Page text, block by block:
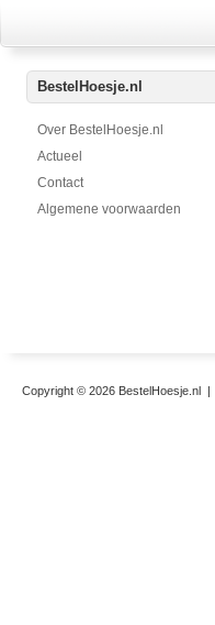
BestelHoesje.nl
Over BestelHoesje.nl
Actueel
Contact
Algemene voorwaarden
Copyright © 2026 BestelHoesje.nl |